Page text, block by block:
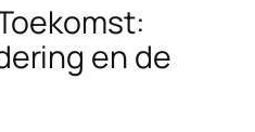
en de